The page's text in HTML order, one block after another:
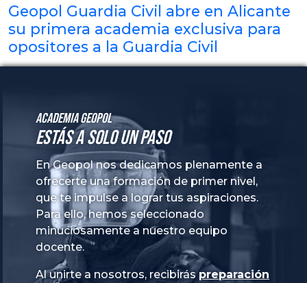
Geopol Guardia Civil abre en Alicante
su primera academia exclusiva para
opositores a la Guardia Civil
Academia GeoPol
Estás a solo un paso
En Geopol nos dedicamos plenamente a
ofrecerte una formación de primer nivel,
que te impulse a lograr tus aspiraciones.
Para ello, hemos seleccionado
minuciosamente a nuestro equipo
docente.
Al unirte a nosotros, recibiráspreparación